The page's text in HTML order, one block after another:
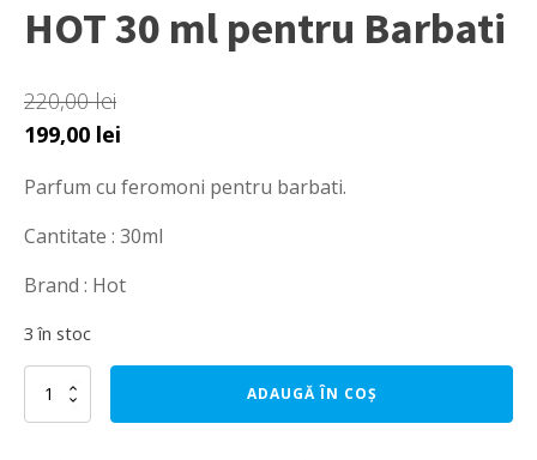
HOT 30 ml pentru Barbati
220,00lei
Prețul
a
fost:
199,00 lei
este:
199,00 lei.
Parfum cu feromoni pentru barbati.
Cantitate : 30ml
Brand : Hot
3 în stoc
Cantitate
ADAUGĂ ÎN COȘ